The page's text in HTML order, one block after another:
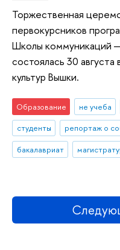
Торжественная
первокурсников
Школы коммуникаций
состоялась 30
культур Вышки.
Образование не учеба
студенты
репортаж о
бакалавриат